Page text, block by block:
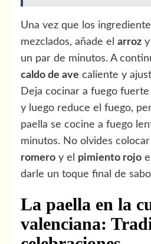
Una vez que los
mezclados, añade el arroz
un par de minutos. A
caldo de ave caliente y
Deja cocinar a fuego
y luego reduce el fuego,
paella se cocine a fuego
minutos. No olvides colocar
romero y el pimiento rojo
darle un toque final de
La paella en la
valenciana: